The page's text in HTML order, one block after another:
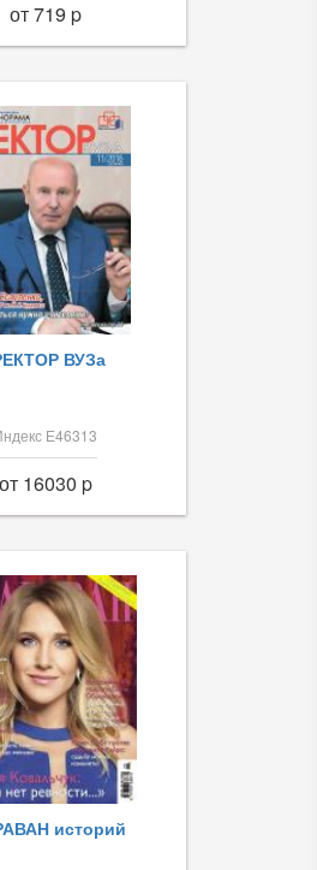
от 719 p
ВУЗа
Е46313
от 16030 p
историй